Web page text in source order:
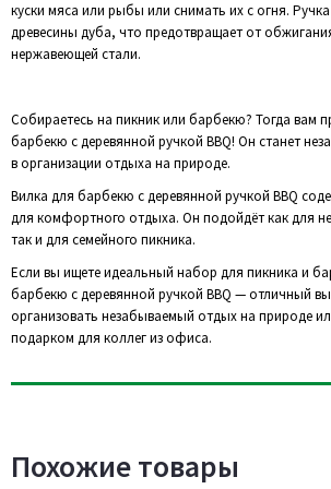
куски мяса или рыбы или снимать их с огня.
древесины дуба, что предотвращает от
нержавеющей стали.
Собираетесь на пикник или барбекю? Тогда вам
барбекю с деревянной ручкой BBQ! Он станет
в организации отдыха на природе.
Вилка для барбекю с деревянной ручкой BBQ
для комфортного отдыха. Он подойдёт как для
так и для семейного пикника.
Если вы ищете идеальный набор для пикника и
барбекю с деревянной ручкой BBQ — отличный
организовать незабываемый отдых на природе
подарком для коллег из офиса.
Похожие товары